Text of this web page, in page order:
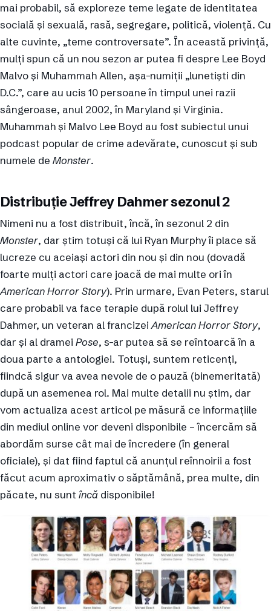
mai probabil, să exploreze teme legate de identitatea
socială și sexuală, rasă, segregare, politică, violență. Cu
alte cuvinte, „teme controversate”. În această privință,
mulți spun că un nou sezon ar putea fi despre Lee Boyd
Malvo și Muhammah Allen, așa-numiții „lunetiști din
D.C.”, care au ucis 10 persoane în timpul unei razii
sângeroase, anul 2002, în Maryland și Virginia.
Muhammah și Malvo Lee Boyd au fost subiectul unui
podcast popular de crime adevărate, cunoscut și sub
numele de Monster.
Distribuție Jeffrey Dahmer sezonul 2
Nimeni nu a fost distribuit, încă, în sezonul 2 din
Monster, dar știm totuși că lui Ryan Murphy îi place să
lucreze cu aceiași actori din nou și din nou (dovadă
foarte mulți actori care joacă de mai multe ori în
American Horror Story). Prin urmare, Evan Peters, starul
care probabil va face terapie după rolul lui Jeffrey
Dahmer, un veteran al francizeiAmerican Horror Story,
dar și al dramei Pose, s-ar putea să se reîntoarcă în a
doua parte a antologiei. Totuși, suntem reticenți,
fiindcă sigur va avea nevoie de o pauză (binemeritată)
după un asemenea rol. Mai multe detalii nu știm, dar
vom actualiza acest articol pe măsură ce informațiile
din mediul online vor deveni disponibile – încercăm să
abordăm surse cât mai de încredere (în general
oficiale), și dat fiind faptul că anunțul reînnoirii a fost
făcut acum aproximativ o săptămână, prea multe, din
păcate, nu sunt încă disponibile!